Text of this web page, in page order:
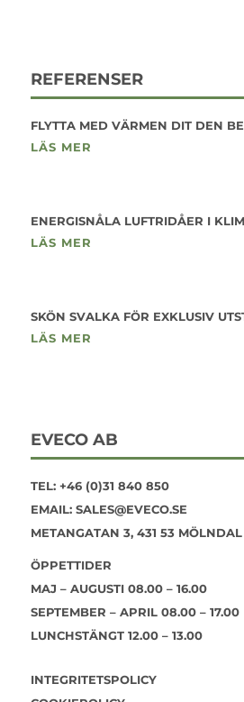
REFERENSER
FLYTTA MED VÄRMEN DIT DEN
LÄS MER
ENERGISNÅLA LUFTRIDÅER I
LÄS MER
SKÖN SVALKA FÖR EXKLUSIV
LÄS MER
EVECO AB
TEL: +46 (0)31 840 850
EMAIL: SALES@EVECO.SE
METANGATAN 3, 431 53 MÖLNDAL
ÖPPETTIDER
MAJ – AUGUSTI 08.00 – 16.00
SEPTEMBER – APRIL 08.00 – 17.00
LUNCHSTÄNGT 12.00 – 13.00
INTEGRITETSPOLICY